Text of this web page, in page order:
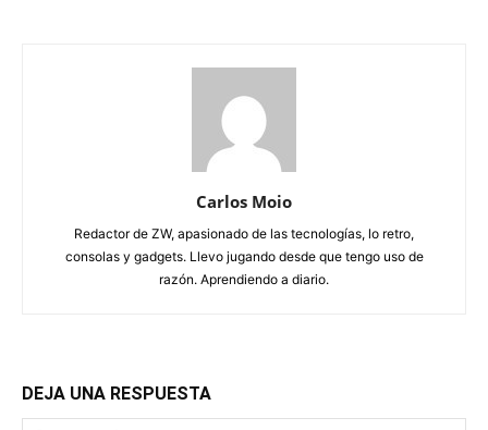
Carlos Moio
Redactor de ZW, apasionado de las tecnologías, lo retro,
consolas y gadgets. Llevo jugando desde que tengo uso de
razón. Aprendiendo a diario.
DEJA UNA RESPUESTA